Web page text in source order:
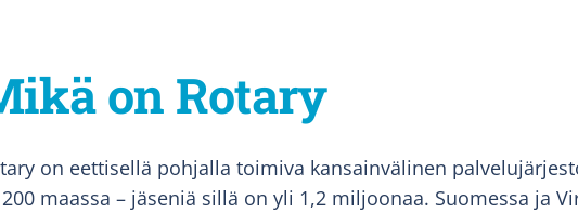
on Rotary
on eettisellä pohjalla toimiva kansainvälinen
maassa – jäseniä sillä on yli 1,2 miljoonaa. Suomessa ja